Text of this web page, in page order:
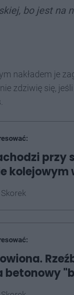
bo jest na
nakładem je
zdziwię się,
przy
kolejowym
betonowy